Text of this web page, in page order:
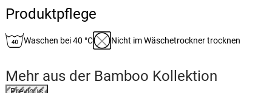
Produktpflege
Waschen bei 40 °C Nicht im Wäschetrockner trocknen
Mehr aus der Bamboo Kollektion
Previous